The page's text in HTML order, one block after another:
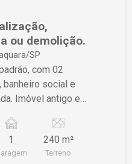
ou demolição.
SP
com 02
banheiro social e
Imóvel antigo e
acesso a comércio,
público. Entre em
1 240 m²
Terreno